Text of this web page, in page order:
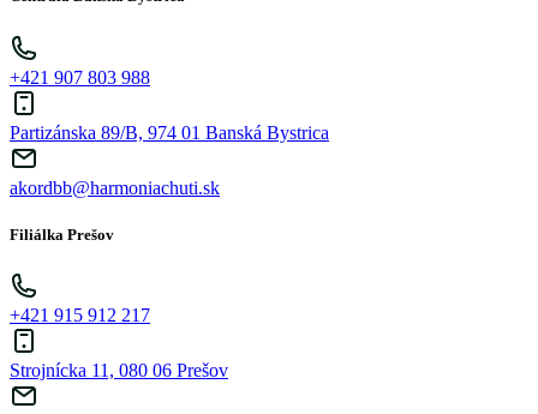
+421 907 803 988
Partizánska 89/B, 974 01 Banská Bystrica
akordbb@harmoniachuti.sk
Filiálka Prešov
+421 915 912 217
Strojnícka 11, 080 06 Prešov